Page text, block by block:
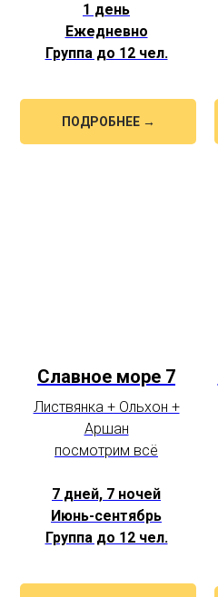
1 день
Ежедневно
Группа до 12 чел.
ПОДРОБНЕЕ →
Славное море 7
Листвянка + Ольхон +
Аршан
посмотрим всё
7 дней, 7 ночей
Июнь-сентябрь
Группа до 12 чел.